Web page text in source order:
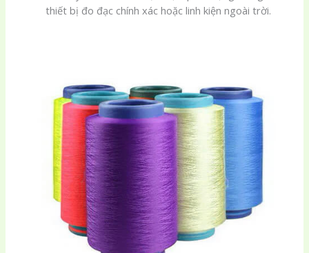
thiết bị đo đạc chính xác hoặc linh kiện ngoài trời.